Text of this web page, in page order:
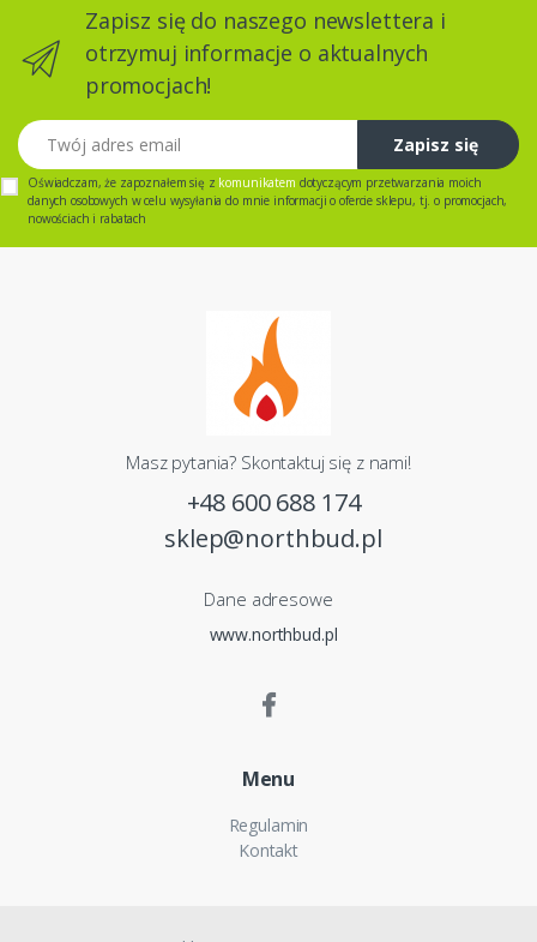
Zapisz się do naszego newslettera i
otrzymuj informacje o aktualnych
promocjach!
Twój adres email
Zapisz się
Oświadczam, że zapoznałem się z komunikatem dotyczącym przetwarzania moich
danych osobowych w celu wysyłania do mnie informacji o ofercie sklepu, tj. o promocjach,
nowościach i rabatach
Masz pytania? Skontaktuj się z nami!
+48 600 688 174
sklep@northbud.pl
Dane adresowe
www.northbud.pl
Menu
Regulamin
Kontakt